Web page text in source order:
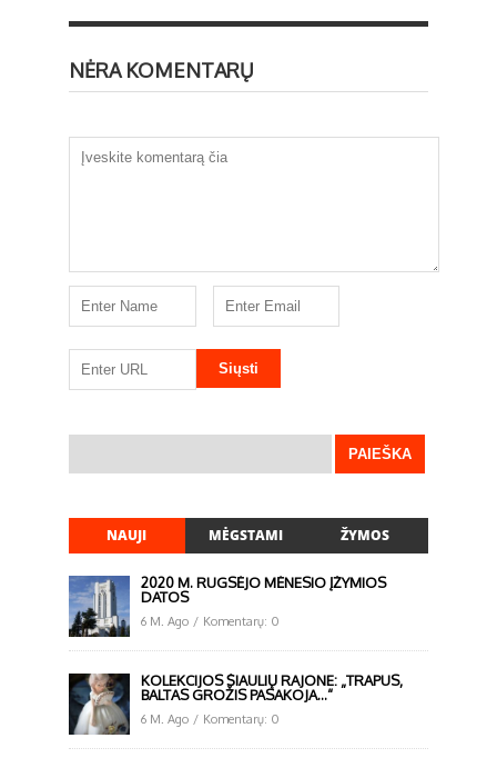
NĖRA KOMENTARŲ
NAUJI MĖGSTAMI ŽYMOS
2020 M. RUGSĖJO MĖNESIO ĮŽYMIOS
DATOS
6 M. Ago / Komentarų: 0
KOLEKCIJOS ŠIAULIŲ RAJONE: „TRAPUS,
BALTAS GROŽIS PASAKOJA…“
6 M. Ago / Komentarų: 0